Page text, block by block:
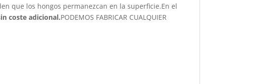
que los hongos permanezcan en la superficie.En el
coste adicional.PODEMOS FABRICAR CUALQUIER